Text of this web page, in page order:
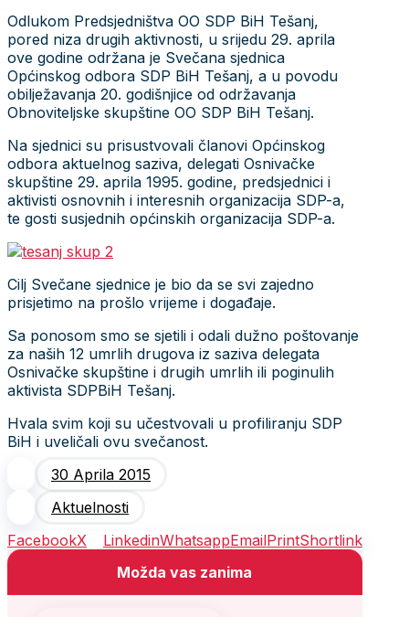
Odlukom Predsjedništva OO SDP BiH Tešanj,
pored niza drugih aktivnosti, u srijedu 29. aprila
ove godine održana je Svečana sjednica
Općinskog odbora SDP BiH Tešanj, a u povodu
obilježavanja 20. godišnjice od održavanja
Obnoviteljske skupštine OO SDP BiH Tešanj.
Na sjednici su prisustvovali članovi Općinskog
odbora aktuelnog saziva, delegati Osnivačke
skupštine 29. aprila 1995. godine, predsjednici i
aktivisti osnovnih i interesnih organizacija SDP-a,
te gosti susjednih općinskih organizacija SDP-a.
Cilj Svečane sjednice je bio da se svi zajedno
prisjetimo na prošlo vrijeme i događaje.
Sa ponosom smo se sjetili i odali dužno poštovanje
za naših 12 umrlih drugova iz saziva delegata
Osnivačke skupštine i drugih umrlih ili poginulih
aktivista SDPBiH Tešanj.
Hvala svim koji su učestvovali u profiliranju SDP
BiH i uveličali ovu svečanost.
30 Aprila 2015
Aktuelnosti
FacebookX LinkedinWhatsappEmailPrintShortlink
Možda vas zanima